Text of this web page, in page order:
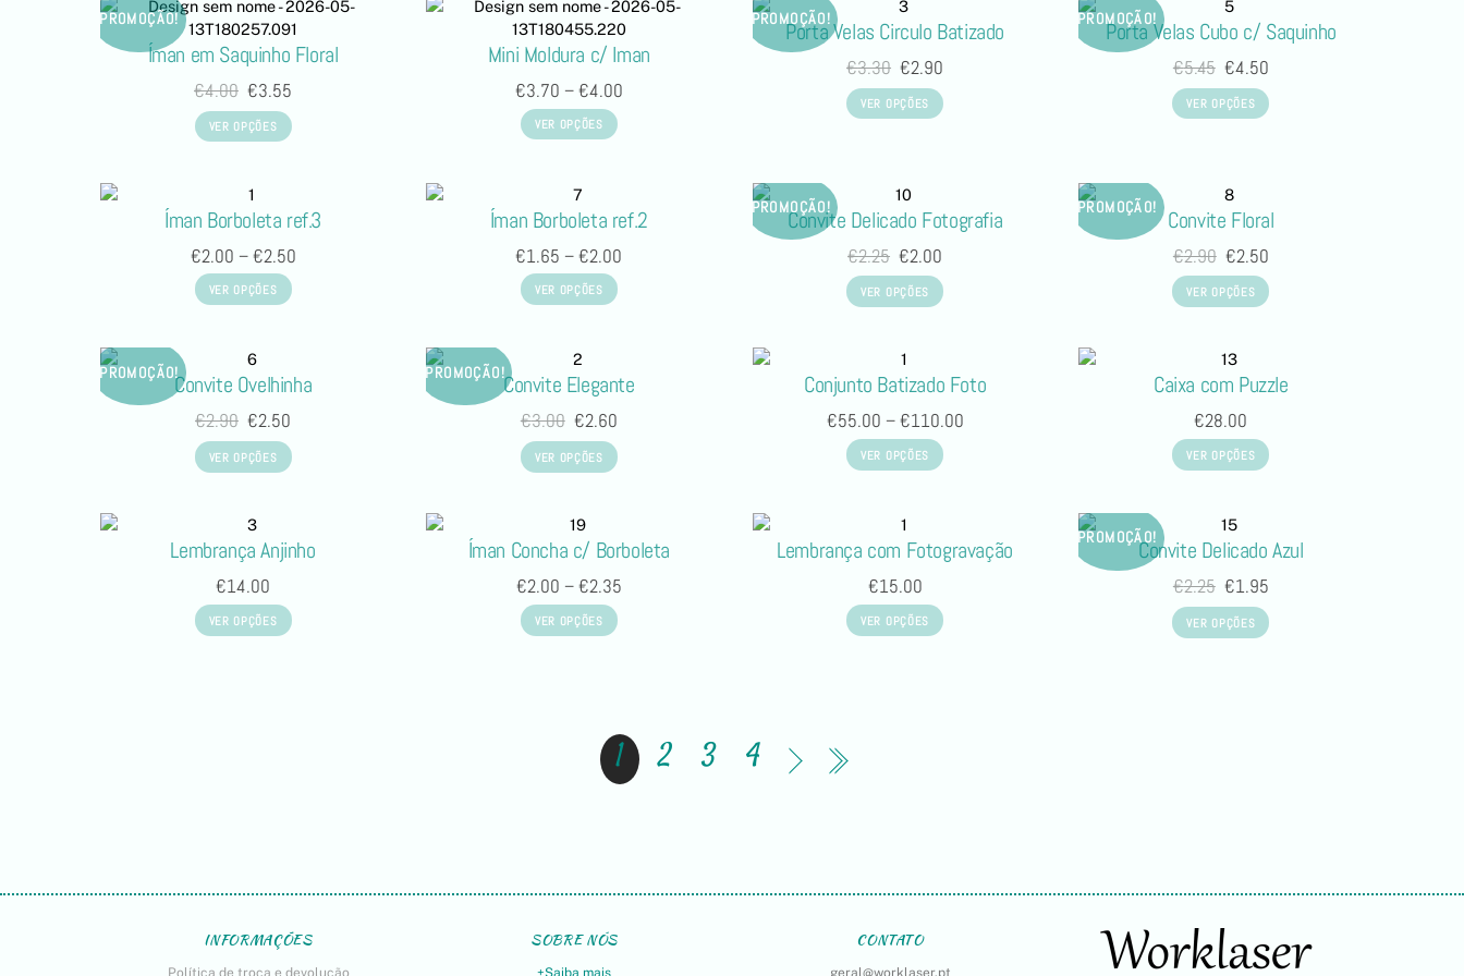
PROMOÇÃO!
Íman em Saquinho Floral
€4.00 €3.55
VER OPÇÕES
Mini Moldura c/ Iman
€3.70 –€4.00
VER OPÇÕES
PROMOÇÃO!
Porta Velas Circulo Batizado
€3.30 €2.90
VER OPÇÕES
PROMOÇÃO!
Porta Velas Cubo c/ Saquinho
€5.45 €4.50
VER OPÇÕES
Íman Borboleta ref.3
€2.00 –€2.50
VER OPÇÕES
Íman Borboleta ref.2
€1.65 –€2.00
VER OPÇÕES
PROMOÇÃO!
Convite Delicado Fotografia
€2.25 €2.00
VER OPÇÕES
PROMOÇÃO! Convite Floral
€2.90 €2.50
VER OPÇÕES
PROMOÇÃO!Convite Ovelhinha
€2.90 €2.50
VER OPÇÕES
PROMOÇÃO!Convite Elegante
€3.00 €2.60
VER OPÇÕES
Conjunto Batizado Foto
€55.00 –€110.00
VER OPÇÕES
Caixa com Puzzle
€28.00
VER OPÇÕES
Lembrança Anjinho
€14.00
VER OPÇÕES
Íman Concha c/ Borboleta
€2.00 –€2.35
VER OPÇÕES
Lembrança com Fotogravação
€15.00
VER OPÇÕES
PROMOÇÃO!Convite Delicado Azul
€2.25 €1.95
VER OPÇÕES
1 2 3 4
INFORMAÇÕES
Política de troca e devolução
SOBRE NÓS
+Saiba mais
CONTATO
geral@worklaser.pt